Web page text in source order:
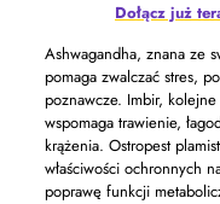
Dołącz już
Ashwagandha, znana ze
pomaga zwalczać stres,
poznawcze. Imbir,
wspomaga trawienie,
krążenia. Ostropest
właściwości ochronnych
poprawę funkcji